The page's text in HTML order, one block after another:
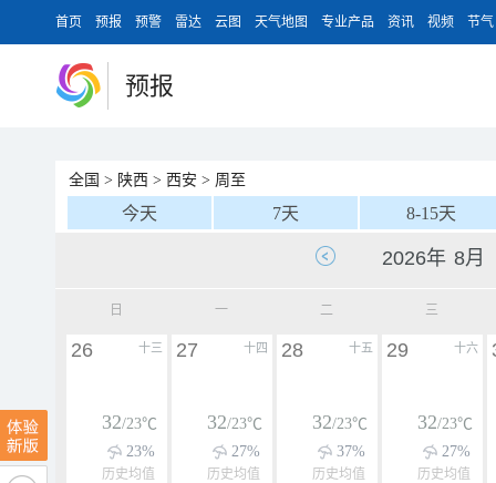
首页 预报 预警 雷达 云图 天气地图 专业产品 资讯 视频 节气
预报
全国 > 陕西 > 西安 > 周至
今天 7天 8-15天
日 一 二 三
十三
26
32/23℃
23%
历史均值
十四
27
32/23℃
27%
历史均值
十五
28
32/23℃
37%
历史均值
十六
29
32/23℃
27%
历史均值